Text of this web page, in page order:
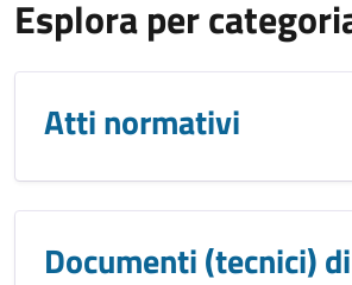
Esplora per
Atti normativi
Documenti (tecnici)